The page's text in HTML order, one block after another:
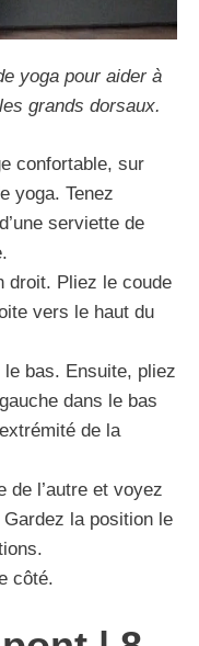
yoga pour aider à
grands dorsaux.
confortable, sur
yoga. Tenez
serviette de
droit. Pliez le coude
vers le haut du
bas. Ensuite, pliez
dans le bas
de la
de l’autre et voyez
la position le
côté.